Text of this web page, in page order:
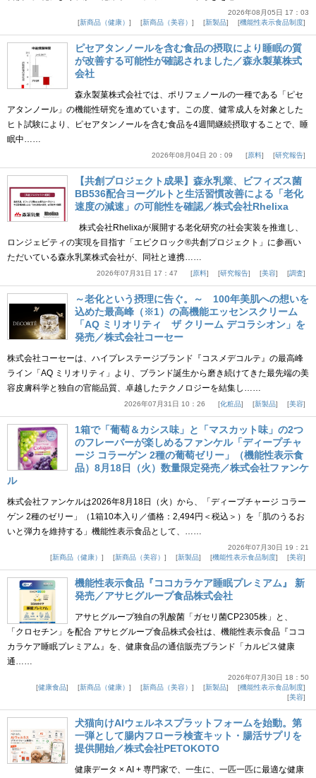
2026年08月05日 17：03
新商品（健康）
新商品（美容） 新製品 機能性表示食品制度
ピセアタンノールを含む食品の摂取により睡眠の質
が改善する可能性が確認されました／森永製菓株式
会社
森永製菓株式会社では、ポリフェノールの一種である「ピセ
アタンノール」の機能性研究を進めています。この度、健常成人を対象とした
ヒト試験により、ピセアタンノールを含む食品を4週間継続摂取することで、睡
眠中……
2026年08月04日 20：09 原料 研究報告
【共創プロジェクト成果】森永乳業、ビフィズス菌
BB536配合ヨーグルトと生活習慣改善による「老化
速度の減速」の可能性を確認／株式会社Rhelixa
株式会社Rhelixaが展開する老化研究の社会実装を推進し、
ロンジェビティの実現を目指す「エピクロック®共創プロジェクト」に参画い
ただいている森永乳業株式会社が、同社と連携……
2026年07月31日 17：47 原料 研究報告 美容 調査
～老化という摂理に告ぐ。～ 100年美肌への想いを
込めた最高峰（※1）の高機能エッセンスクリーム
「AQ ミリオリティ ザ クリーム デコラシオン」を
発売／株式会社コーセー
株式会社コーセーは、ハイプレステージブランド『コスメデコルテ』の最高峰
ライン「AQ ミリオリティ」より、ブランド誕生から磨き続けてきた最先端の美
容皮膚科学と独自の官能品質、卓越したテクノロジーを結集し……
2026年07月31日 10：26 化粧品 新製品 美容
1箱で「葡萄＆カシス味」と「マスカット味」の2つ
のフレーバーが楽しめるファンケル「ディープチャ
ージ コラーゲン 2種の葡萄ゼリー」（機能性表示食
品）8月18日（火）数量限定発売／株式会社ファンケ
ル
株式会社ファンケルは2026年8月18日（火）から、「ディープチャージ コラー
ゲン 2種のゼリー」（1箱10本入り／価格：2,494円＜税込＞）を「肌のうるお
いと弾力を維持する」機能性表示食品として、……
2026年07月30日 19：21
新商品（健康）
新商品（美容） 新製品 機能性表示食品制度 美容
機能性表示食品『ココカラケア睡眠プレミアム』 新
発売／アサヒグループ食品株式会社
アサヒグループ独自の乳酸菌「ガセリ菌CP2305株」と、
「クロセチン」を配合 アサヒグループ食品株式会社は、機能性表示食品『ココ
カラケア睡眠プレミアム』を、健康食品の通信販売ブランド「カルピス健康
通……
2026年07月30日 18：50
健康食品
新商品（健康） 新商品（美容） 新製品
機能性表示食品制度
美容
犬猫向けAIウェルネスプラットフォームを始動。第
一弾として腸内フローラ検査キット・腸活サプリを
提供開始／株式会社PETOKOTO
健康データ × AI + 専門家で、一生に、一匹一匹に最適な健康